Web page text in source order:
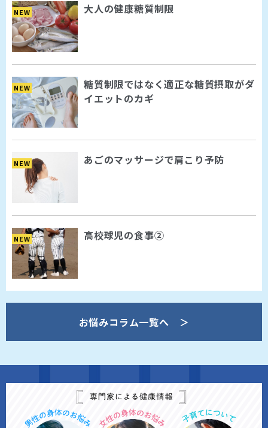
NEW 大人の健康糖質制限
NEW
糖質制限ではなく適正な糖質摂取がダ
イエットのカギ
NEW あごのマッサージで肩こり予防
NEW 高校球児の食事②
お悩みコラム一覧へ ＞